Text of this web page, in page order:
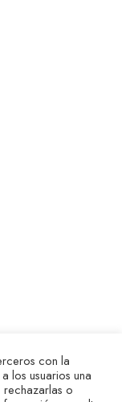
con la
los usuarios una
rechazarlas o